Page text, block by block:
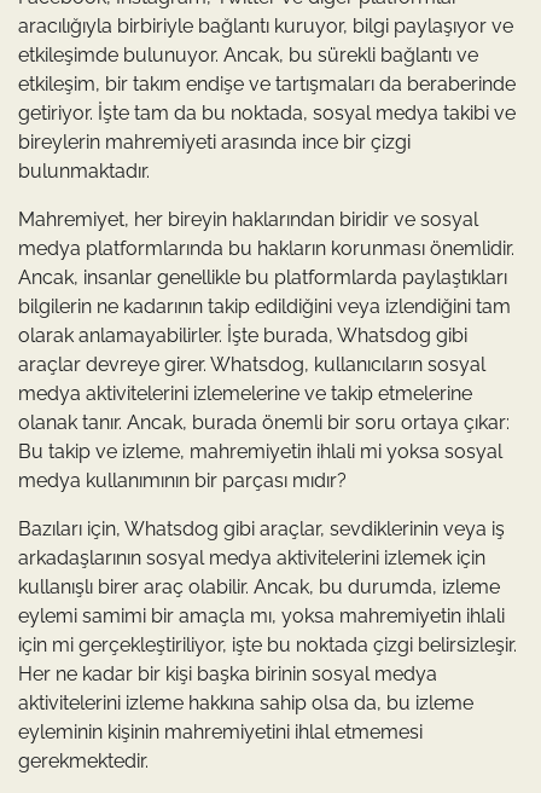
aracılığıyla birbiriyle bağlantı kuruyor, bilgi paylaşıyor ve
etkileşimde bulunuyor. Ancak, bu sürekli bağlantı ve
etkileşim, bir takım endişe ve tartışmaları da beraberinde
getiriyor. İşte tam da bu noktada, sosyal medya takibi ve
bireylerin mahremiyeti arasında ince bir çizgi
bulunmaktadır.
Mahremiyet, her bireyin haklarından biridir ve sosyal
medya platformlarında bu hakların korunması önemlidir.
Ancak, insanlar genellikle bu platformlarda paylaştıkları
bilgilerin ne kadarının takip edildiğini veya izlendiğini tam
olarak anlamayabilirler. İşte burada, Whatsdog gibi
araçlar devreye girer. Whatsdog, kullanıcıların sosyal
medya aktivitelerini izlemelerine ve takip etmelerine
olanak tanır. Ancak, burada önemli bir soru ortaya çıkar:
Bu takip ve izleme, mahremiyetin ihlali mi yoksa sosyal
medya kullanımının bir parçası mıdır?
Bazıları için, Whatsdog gibi araçlar, sevdiklerinin veya iş
arkadaşlarının sosyal medya aktivitelerini izlemek için
kullanışlı birer araç olabilir. Ancak, bu durumda, izleme
eylemi samimi bir amaçla mı, yoksa mahremiyetin ihlali
için mi gerçekleştiriliyor, işte bu noktada çizgi belirsizleşir.
Her ne kadar bir kişi başka birinin sosyal medya
aktivitelerini izleme hakkına sahip olsa da, bu izleme
eyleminin kişinin mahremiyetini ihlal etmemesi
gerekmektedir.